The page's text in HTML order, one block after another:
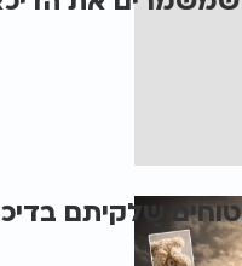
שלקיתם